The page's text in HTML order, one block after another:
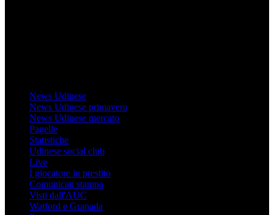
News Udinese
News Udinese primavera
News Udinese mercato
Pagelle
Statistiche
Udinese social club
Live
I giocatore in prestito
Comunicati stampa
Visti dall'AUC
Watford e Granada